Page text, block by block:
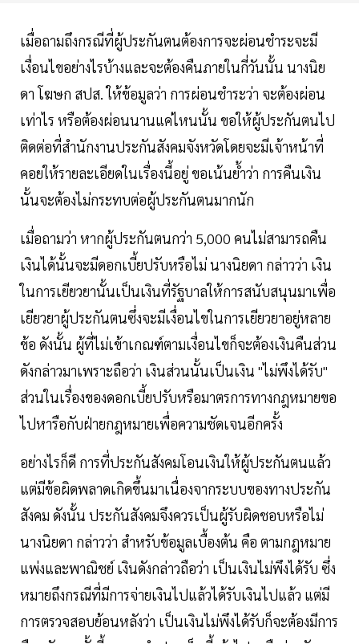
เมื่อถามถึงกรณีที่ผู้ประกันตนต้องการจะผ่อนชำระจะมี
เงื่อนไขอย่างไรบ้างและจะต้องคืนภายในกี่วันนั้น นางนิย
ดา โฆษก สปส. ให้ข้อมูลว่า การผ่อนชำระว่า จะต้องผ่อน
เท่าไร หรือต้องผ่อนนานแค่ไหนนั้น ขอให้ผู้ประกันตนไป
ติดต่อที่สำนักงานประกันสังคมจังหวัดโดยจะมีเจ้าหน้าที่
คอยให้รายละเอียดในเรื่องนี้อยู่ ขอเน้นย้ำว่า การคืนเงิน
นั้นจะต้องไม่กระทบต่อผู้ประกันตนมากนัก
เมื่อถามว่า หากผู้ประกันตนกว่า 5,000 คนไม่สามารถคืน
เงินได้นั้นจะมีดอกเบี้ยปรับหรือไม่ นางนิยดา กล่าวว่า เงิน
ในการเยียวยานั้นเป็นเงินที่รัฐบาลให้การสนับสนุนมาเพื่อ
เยียวยาผู้ประกันตนซึ่งจะมีเงื่อนไขในการเยียวยาอยู่หลาย
ข้อ ดังนั้น ผู้ที่ไม่เข้าเกณฑ์ตามเงื่อนไขก็จะต้องเงินคืนส่วน
ดังกล่าวมาเพราะถือว่า เงินส่วนนั้นเป็นเงิน "ไม่พึงได้รับ"
ส่วนในเรื่องของดอกเบี้ยปรับหรือมาตรการทางกฎหมายขอ
ไปหารือกับฝ่ายกฎหมายเพื่อความชัดเจนอีกครั้ง
อย่างไรก็ดี การที่ประกันสังคมโอนเงินให้ผู้ประกันตนแล้ว
แต่มีข้อผิดพลาดเกิดขึ้นมาเนื่องจากระบบของทางประกัน
สังคม ดังนั้น ประกันสังคมจึงควรเป็นผู้รับผิดชอบหรือไม่
นางนิยดา กล่าวว่า สำหรับข้อมูลเบื้องต้น คือ ตามกฎหมาย
แพ่งและพาณิชย์ เงินดังกล่าวถือว่า เป็นเงินไม่พึงได้รับ ซึ่ง
หมายถึงกรณีที่มีการจ่ายเงินไปแล้วได้รับเงินไปแล้ว แต่มี
การตรวจสอบย้อนหลังว่า เป็นเงินไม่พึงได้รับก็จะต้องมีการ